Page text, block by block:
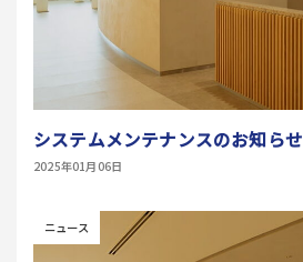
システムメンテナンスのお知らせ
2025年01月06日
ニュース